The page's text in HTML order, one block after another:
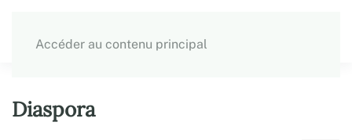
Accéder au contenu principal
Diaspora